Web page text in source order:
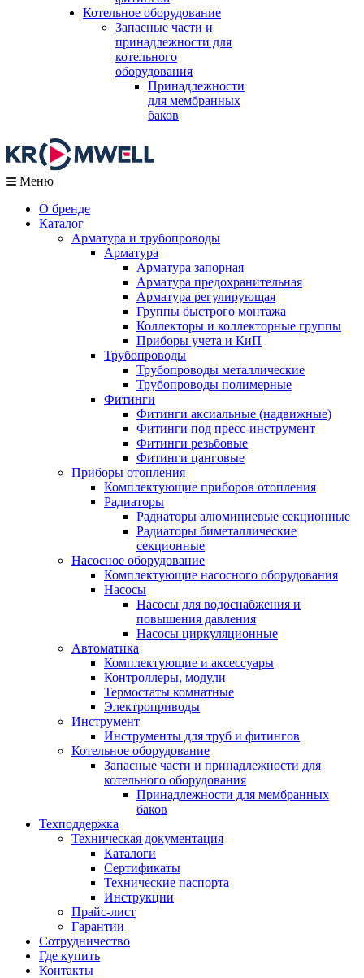
Котельное оборудование
Запасные части и
принадлежности для
котельного
оборудования
Принадлежности
для мембранных
баков
Меню
О бренде
Каталог
Арматура и трубопроводы
Арматура
Арматура запорная
Арматура предохранительная
Арматура регулирующая
Группы быстрого монтажа
Коллекторы и коллекторные группы
Приборы учета и КиП
Трубопроводы
Трубопроводы металлические
Трубопроводы полимерные
Фитинги
Фитинги аксиальные (надвижные)
Фитинги под пресс-инструмент
Фитинги резьбовые
Фитинги цанговые
Приборы отопления
Комплектующие приборов отопления
Радиаторы
Радиаторы алюминиевые секционные
Радиаторы биметаллические
секционные
Насосное оборудование
Комплектующие насосного оборудования
Насосы
Насосы для водоснабжения и
повышения давления
Насосы циркуляционные
Автоматика
Комплектующие и аксессуары
Контроллеры, модули
Термостаты комнатные
Электроприводы
Инструмент
Инструменты для труб и фитингов
Котельное оборудование
Запасные части и принадлежности для
котельного оборудования
Принадлежности для мембранных
баков
Техподдержка
Техническая документация
Каталоги
Сертификаты
Технические паспорта
Инструкции
Прайс-лист
Гарантии
Сотрудничество
Где купить
Контакты